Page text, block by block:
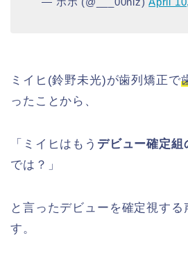
ミイヒ(鈴野未光)が歯列矯正で
ったことから、
「ミイヒはもう デビュー確定組
では？」
と言ったデビューを確定視する
す。